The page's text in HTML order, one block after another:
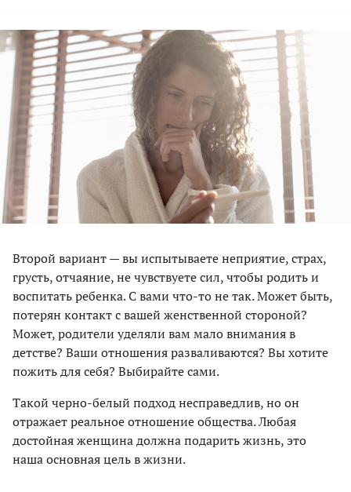
Второй вариант — вы испытываете неприятие, страх,
грусть, отчаяние, не чувствуете сил, чтобы родить и
воспитать ребенка. С вами что-то не так. Может быть,
потерян контакт с вашей женственной стороной?
Может, родители уделяли вам мало внимания в
детстве? Ваши отношения разваливаются? Вы хотите
пожить для себя? Выбирайте сами.
Такой черно-белый подход несправедлив, но он
отражает реальное отношение общества. Любая
достойная женщина должна подарить жизнь, это
наша основная цель в жизни.